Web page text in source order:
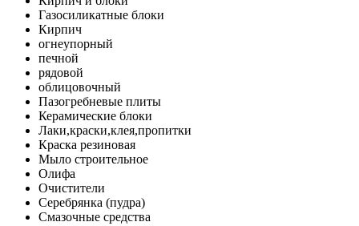
Газосиликатные блоки
Кирпич
огнеупорный
печной
рядовой
облицовочный
Пазогребневые плиты
Керамические блоки
Лаки,краски,клея,пропитки
Краска резиновая
Мыло строительное
Олифа
Очистители
Серебрянка (пудра)
Смазочные средства